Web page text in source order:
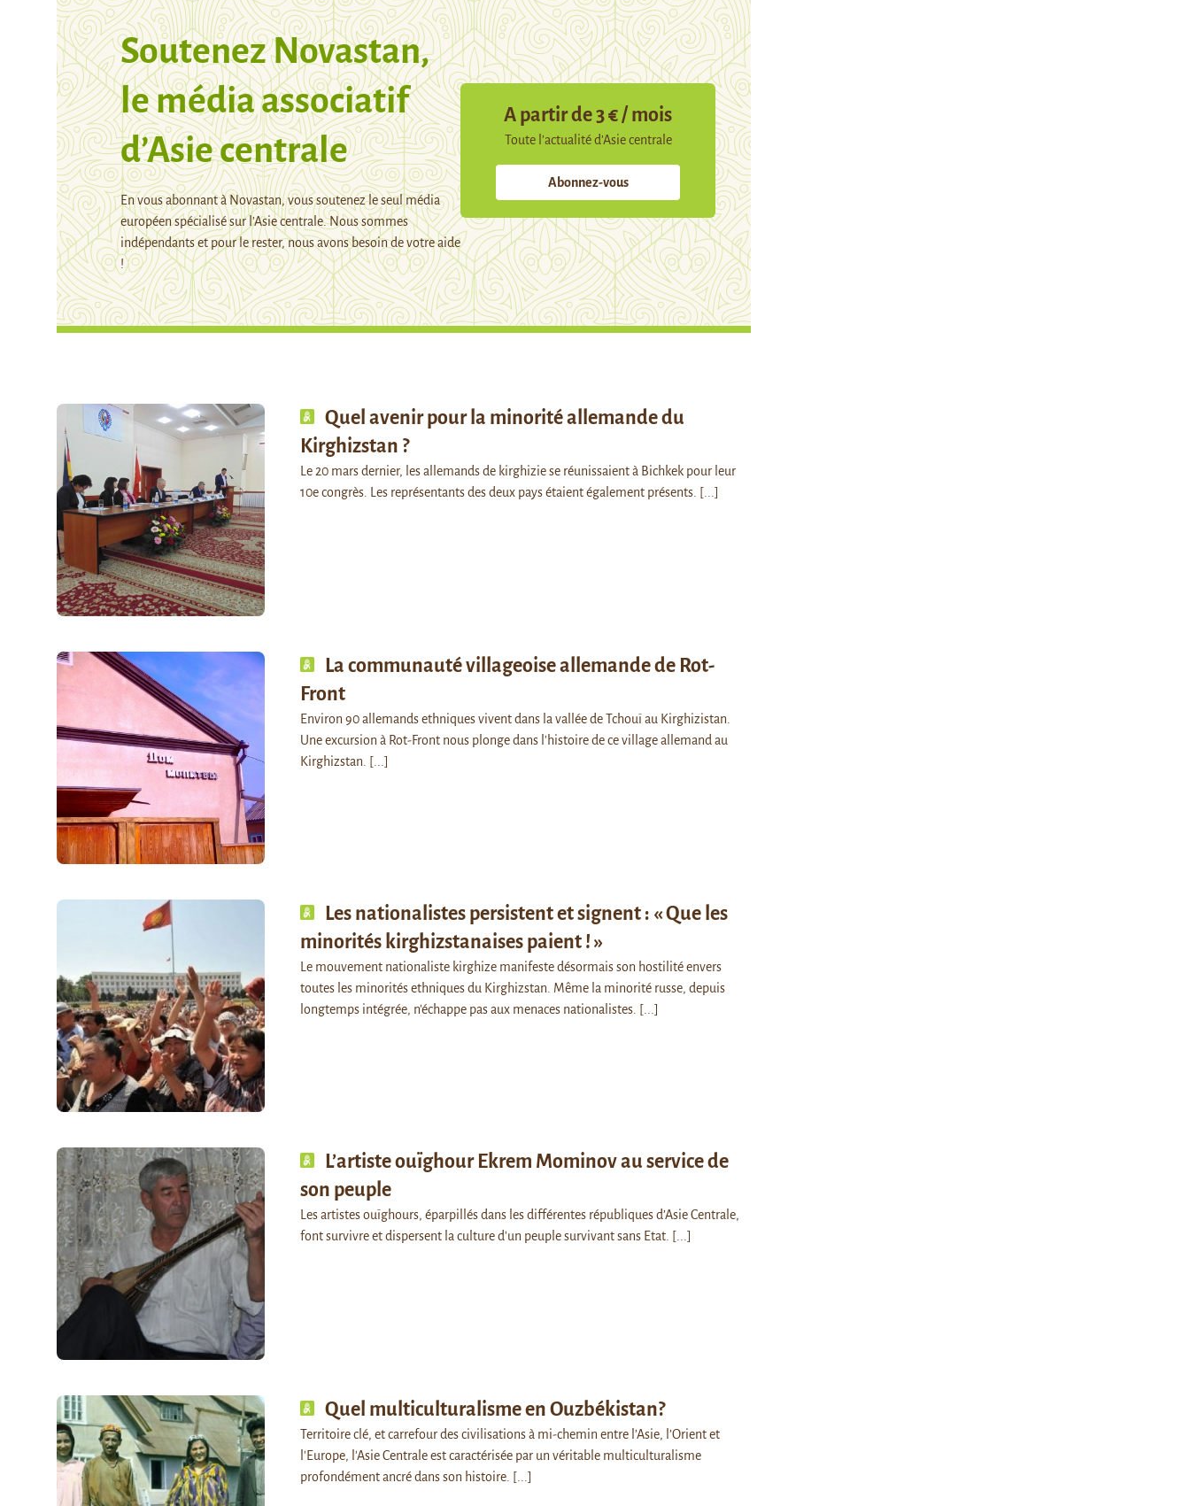
Soutenez Novastan,
le média associatif
d’Asie centrale
En vous abonnant à Novastan, vous soutenez le seul média
européen spécialisé sur l’Asie centrale. Nous sommes
indépendants et pour le rester, nous avons besoin de votre aide
!
A partir de 3 € / mois
Toute l’actualité d’Asie centrale
Abonnez-vous
Quel avenir pour la minorité allemande du
Kirghizstan ?
Le 20 mars dernier, les allemands de kirghizie se réunissaient à Bichkek pour leur
10e congrès. Les représentants des deux pays étaient également présents. [...]
La communauté villageoise allemande de Rot-
Front
Environ 90 allemands ethniques vivent dans la vallée de Tchouï au Kirghizistan.
Une excursion à Rot-Front nous plonge dans l'histoire de ce village allemand au
Kirghizstan.
[...]
Les nationalistes persistent et signent : « Que les
minorités kirghizstanaises paient ! »
Le mouvement nationaliste kirghize manifeste désormais son hostilité envers
toutes les minorités ethniques du Kirghizstan. Même la minorité russe, depuis
longtemps intégrée, n'échappe pas aux menaces nationalistes. [...]
L’artiste ouïghour Ekrem Mominov au service de
son peuple
Les artistes ouïghours, éparpillés dans les différentes républiques d’Asie Centrale,
font survivre et dispersent la culture d'un peuple survivant sans Etat. [...]
Quel multiculturalisme en Ouzbékistan?
Territoire clé, et carrefour des civilisations à mi-chemin entre l’Asie, l’Orient et
l'Europe, l'Asie Centrale est caractérisée par un véritable multiculturalisme
profondément ancré dans son histoire. [...]